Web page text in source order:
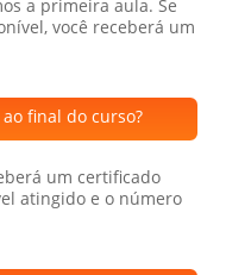
a primeira aula. Se
você receberá um
final do curso?
um certificado
atingido e o número